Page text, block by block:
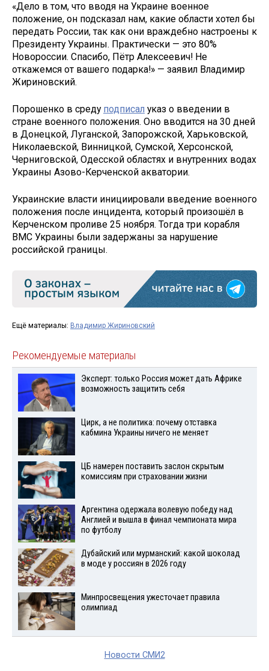
«Дело в том, что вводя на Украине военное
положение, он подсказал нам, какие области хотел бы
передать России, так как они враждебно настроены к
Президенту Украины. Практически — это 80%
Новороссии. Спасибо, Пётр Алексеевич! Не
откажемся от вашего подарка!» — заявил Владимир
Жириновский.
Порошенко в среду подписал указ о введении в
стране военного положения. Оно вводится на 30 дней
в Донецкой, Луганской, Запорожской, Харьковской,
Николаевской, Винницкой, Сумской, Херсонской,
Черниговской, Одесской областях и внутренних водах
Украины Азово-Керченской акватории.
Украинские власти инициировали введение военного
положения после инцидента, который произошёл в
Керченском проливе 25 ноября. Тогда три корабля
ВМС Украины были задержаны за нарушение
российской границы.
Ещё материалы: Владимир Жириновский
Рекомендуемые материалы
Эксперт: только Россия может дать Африке
возможность защитить себя
Цирк, а не политика: почему отставка
кабмина Украины ничего не меняет
ЦБ намерен поставить заслон скрытым
комиссиям при страховании жизни
Аргентина одержала волевую победу над
Англией и вышла в финал чемпионата мира
по футболу
Дубайский или мурманский: какой шоколад
в моде у россиян в 2026 году
Минпросвещения ужесточает правила
олимпиад
Новости СМИ2